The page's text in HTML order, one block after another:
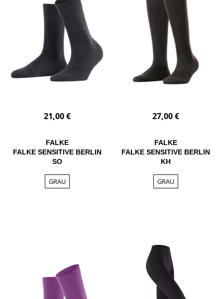
21,00 €
FALKE
FALKE SENSITIVE BERLIN
SO
GRAU
27,00 €
FALKE
FALKE SENSITIVE BERLIN
KH
GRAU